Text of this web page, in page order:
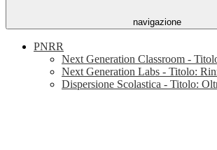
navigazione
PNRR
Next Generation Classroom -
Next Generation Labs - Titolo:
Dispersione Scolastica - Titolo: